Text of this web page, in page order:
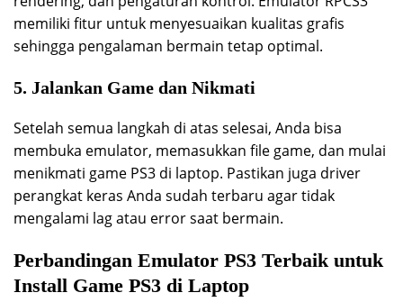
memiliki fitur untuk menyesuaikan kualitas grafis
sehingga pengalaman bermain tetap optimal.
5. Jalankan Game dan Nikmati
Setelah semua langkah di atas selesai, Anda bisa
membuka emulator, memasukkan file game, dan mulai
menikmati game PS3 di laptop. Pastikan juga driver
perangkat keras Anda sudah terbaru agar tidak
mengalami lag atau error saat bermain.
Perbandingan Emulator PS3 Terbaik untuk
Install Game PS3 di Laptop